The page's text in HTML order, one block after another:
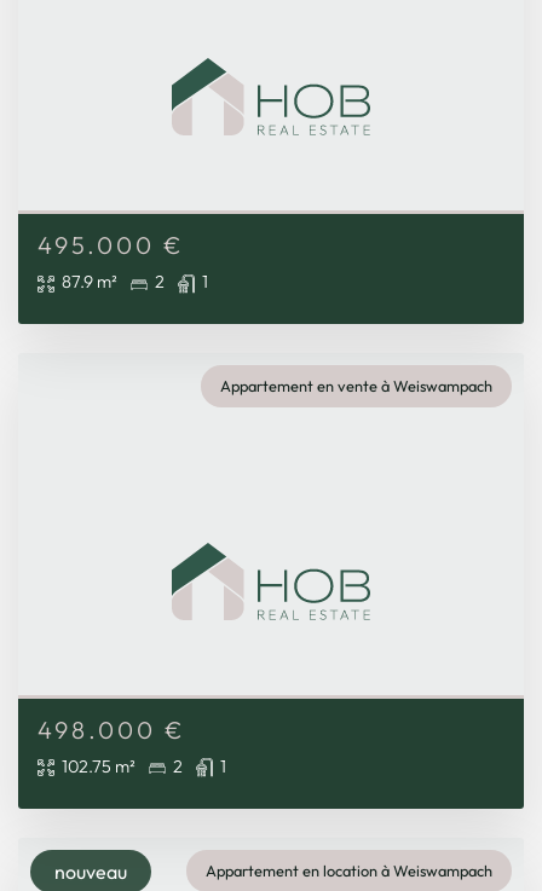
495.000 €
87.9 m² 2 1
Appartement en vente à Weiswampach
498.000 €
102.75 m² 2 1
nouveau Appartement en location à Weiswampach